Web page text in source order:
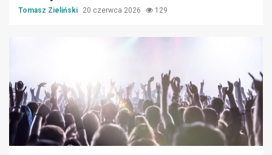
Tomasz Zieliński 20 czerwca 2026 129